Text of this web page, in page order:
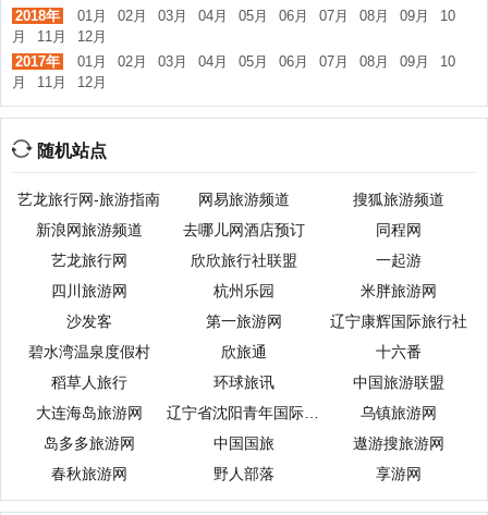
2018年
01月 02月 03月 04月 05月 06月 07月 08月 09月
10
月
11月
12月
2017年
01月 02月 03月 04月 05月 06月 07月 08月 09月
10
月
11月 12月
随机站点
艺龙旅行网-旅游指南 网易旅游频道
搜狐旅游频道
新浪网旅游频道
去哪儿网酒店预订
同程网
艺龙旅行网
欣欣旅行社联盟
一起游
四川旅游网
杭州乐园
米胖旅游网
沙发客
第一旅游网
辽宁康辉国际旅行社
碧水湾温泉度假村
欣旅通
十六番
稻草人旅行
环球旅讯
中国旅游联盟
大连海岛旅游网
辽宁省沈阳青年国际旅行社
乌镇旅游网
岛多多旅游网
中国国旅
遨游搜旅游网
春秋旅游网
野人部落 享游网